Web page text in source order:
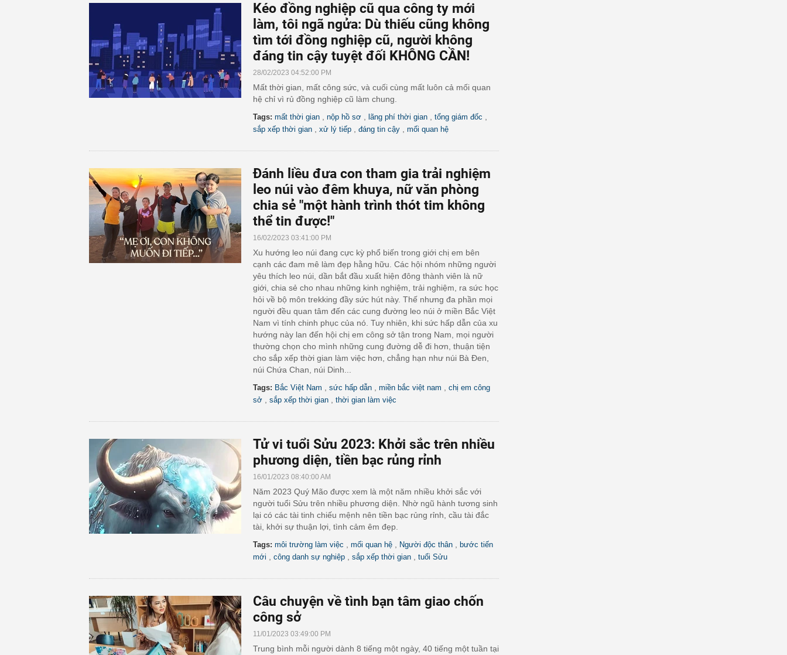
Kéo đồng nghiệp cũ qua công ty mới
làm, tôi ngã ngửa: Dù thiếu cũng không
tìm tới đồng nghiệp cũ, người không
đáng tin cậy tuyệt đối KHÔNG CẦN!
28/02/2023 04:52:00 PM
Mất thời gian, mất công sức, và cuối cùng mất luôn cả mối quan
hệ chỉ vì rủ đồng nghiệp cũ làm chung.
Tags: mất thời gian nộp hồ sơ lãng phí thời gian tổng giám đốc
sắp xếp thời gian xử lý tiếp đáng tin cậy mối quan hệ
Đánh liều đưa con tham gia trải nghiệm
leo núi vào đêm khuya, nữ văn phòng
chia sẻ "một hành trình thót tim không
thể tin được!"
16/02/2023 03:41:00 PM
Xu hướng leo núi đang cực kỳ phổ biến trong giới chị em bên
cạnh các đam mê làm đẹp hằng hữu. Các hội nhóm những người
yêu thích leo núi, dần bắt đầu xuất hiện đông thành viên là nữ
giới, chia sẻ cho nhau những kinh nghiệm, trải nghiệm, ra sức học
hỏi về bộ môn trekking đầy sức hút này. Thế nhưng đa phần mọi
người đều quan tâm đến các cung đường leo núi ở miền Bắc Việt
Nam vì tính chinh phục của nó. Tuy nhiên, khi sức hấp dẫn của xu
hướng này lan đến hội chị em công sở tận trong Nam, mọi người
thường chọn cho mình những cung đường dễ đi hơn, thuận tiện
cho sắp xếp thời gian làm việc hơn, chẳng hạn như núi Bà Đen,
núi Chứa Chan, núi Dinh...
Tags: Bắc Việt Nam sức hấp dẫn miền bắc việt nam
chị em công
sở
sắp xếp thời gian thời gian làm việc
Tử vi tuổi Sửu 2023: Khởi sắc trên nhiều
phương diện, tiền bạc rủng rỉnh
16/01/2023 08:40:00 AM
Năm 2023 Quý Mão được xem là một năm nhiều khởi sắc với
người tuổi Sửu trên nhiều phương diện. Nhờ ngũ hành tương sinh
lại có các tài tinh chiếu mệnh nên tiền bạc rủng rỉnh, cầu tài đắc
tài, khởi sự thuận lợi, tình cảm êm đẹp.
Tags: môi trường làm việc mối quan hệ Người độc thân
bước tiến
mới
công danh sự nghiệp sắp xếp thời gian tuổi Sửu
Câu chuyện về tình bạn tâm giao chốn
công sở
11/01/2023 03:49:00 PM
Trung bình mỗi người dành 8 tiếng một ngày, 40 tiếng một tuần tại